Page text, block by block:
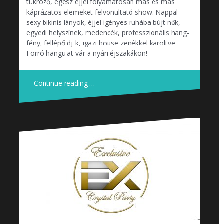
káprázatos elemeket felvonultató show. Nappal
sexy bikinis lányok, éjjel igényes ruhába bújt nők,
egyedi helyszínek, medencék, professzionális hang-
fény, fellépő dj-k, igazi house zenékkel karöltve.
Forró hangulat vár a nyári éjszakákon!
Continue reading …